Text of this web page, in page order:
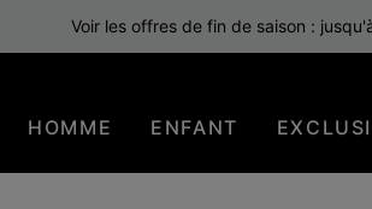
Voir les offres de fin de saison :
HOMME ENFANT